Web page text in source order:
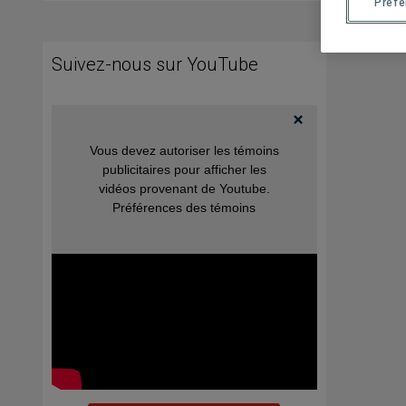
Suivez-nous sur YouTube
Vous devez autoriser les témoins
publicitaires pour afficher les
vidéos provenant de Youtube.
Préférences des témoins